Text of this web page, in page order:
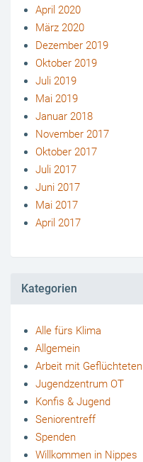
April 2020
März 2020
Dezember 2019
Oktober 2019
Juli 2019
Mai 2019
Januar 2018
November 2017
Oktober 2017
Juli 2017
Juni 2017
Mai 2017
April 2017
Kategorien
Alle fürs Klima
Allgemein
Arbeit mit Geflüchteten
Jugendzentrum OT
Konfis & Jugend
Seniorentreff
Spenden
Willkommen in Nippes